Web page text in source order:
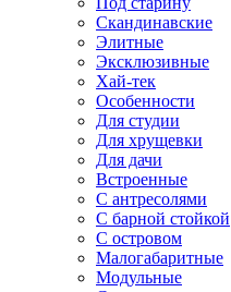
Скандинавские
Элитные
Эксклюзивные
Хай-тек
Особенности
Для студии
Для хрущевки
Для дачи
Встроенные
С антресолями
С барной стойкой
С островом
Малогабаритные
Модульные